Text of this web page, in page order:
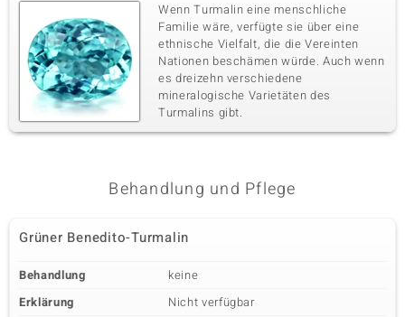
Wenn Turmalin eine menschliche
Familie wäre, verfügte sie über eine
ethnische Vielfalt, die die Vereinten
Nationen beschämen würde. Auch wenn
es dreizehn verschiedene
mineralogische Varietäten des
Turmalins gibt.
Behandlung und Pflege
Grüner Benedito-Turmalin
Behandlung
keine
Erklärung
Nicht verfügbar